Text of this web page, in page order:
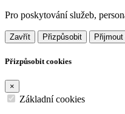
Pro poskytování služeb,
Zavřít Přizpůsobit
Přizpůsobit cookies
×
Základní cookies